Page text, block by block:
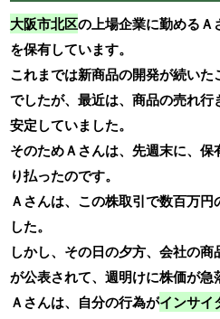
大阪市北区の上場企業に勤める
を保有しています。
これまでは新商品の開発が続い
でしたが、最近は、商品の売れ
安定していました。
そのためＡさんは、先週末に、
り払ったのです。
Ａさんは、この株取引で数百万
した。
しかし、その日の夕方、会社の
が公表されて、週明けに株価が急
Ａさんは、自分の行為がインサイ